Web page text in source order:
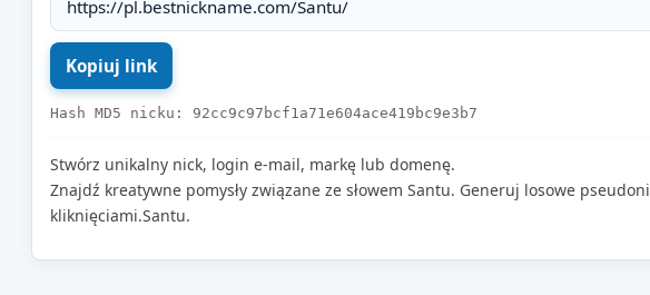
Hash MD5 nicku: 92cc9c97bcf1a71e604ace419bc9e3b7
Stwórz unikalny nick, login e-mail, markę lub domenę.
Znajdź kreatywne pomysły związane ze słowem Santu. Generuj losowe
kliknięciami.Santu.